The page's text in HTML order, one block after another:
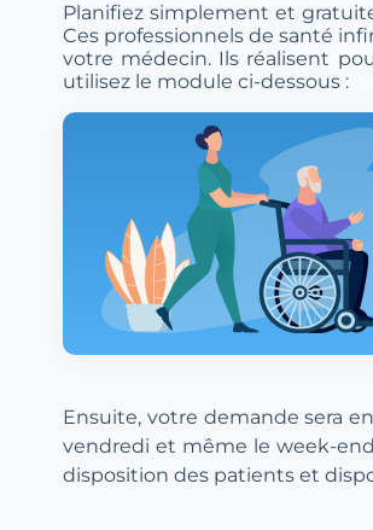
Planifiez simplement et
Ces professionnels de santé
votre médecin. Ils réalisent
utilisez le module ci-dessous :
Ensuite, votre demande sera
vendredi et même le week-
disposition des patients et